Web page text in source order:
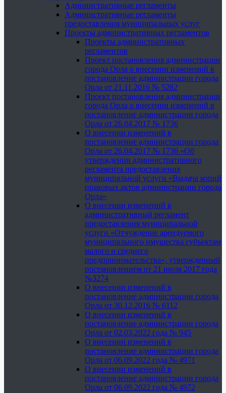
Административные регламенты
Административные регламенты
предоставления муниципальных услуг
Проекты административных регламентов
Проекты административных
регламентов
Проект постановления администрации
города Орла о внесении изменений в
постановление администрации города
Орла от 21.11.2016 № 5282
Проект постановления администрации
города Орла о внесении изменений в
постановление администрации города
Орла от 26.04.2017 № 1736
О внесении изменений в
постановление администрации города
Орла от 26.04.2017 № 1736 «Об
утверждении административного
регламента предоставления
муниципальной услуги «Выдача копий
правовых актов администрации города
Орла»
О внесении изменений в
административный регламент
предоставления муниципальной
услуги «Отчуждение арендуемого
муниципального имущества субъектам
малого и среднего
предпринимательства», утвержденный
постановлением от 21 июля 2017 года
№3274
О внесении изменений в
постановление администрации города
Орла от 30.12.2016 № 6112
О внесении изменений в
постановление администрации города
Орла от 02.03.2022 года № 945
О внесении изменений в
постановление администрации города
Орла от 06.09.2022 года № 4971
О внесении изменений в
постановление администрации города
Орла от 06.09.2022 года № 4972